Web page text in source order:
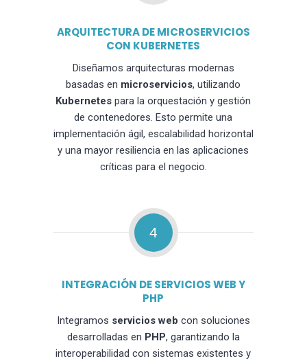
ARQUITECTURA DE MICROSERVICIOS
CON KUBERNETES
Diseñamos arquitecturas modernas
basadas en microservicios, utilizando
Kubernetes para la orquestación y gestión
de contenedores. Esto permite una
implementación ágil, escalabilidad horizontal
y una mayor resiliencia en las aplicaciones
críticas para el negocio.
4
INTEGRACIÓN DE SERVICIOS WEB Y
PHP
Integramos servicios web con soluciones
desarrolladas en PHP, garantizando la
interoperabilidad con sistemas existentes y